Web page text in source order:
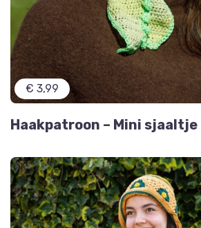
€ 3,99
Haakpatroon – Mini sjaaltje